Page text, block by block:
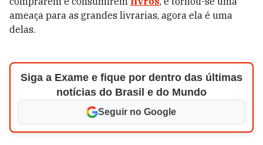
ameaça para as grandes livrarias, agora ela é uma
delas.
Siga a Exame e fique por dentro das últimas
notícias do Brasil e do Mundo
Seguir no Google